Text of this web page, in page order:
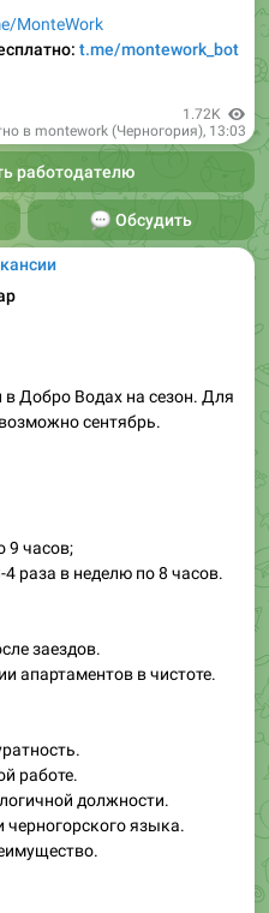
MonteWork
t.me/montework_bot
1.72K
в montework (Черногория), 13:03
работодателю
Обсудить
в Добро Водах на сезон. Для
сентябрь.
9 часов;
4 раза в неделю по 8 часов.
заездов.
апартаментов в чистоте.
работе.
должности.
черногорского языка.